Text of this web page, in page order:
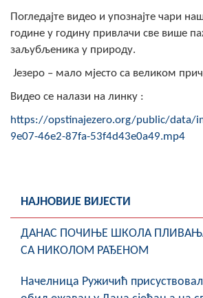
ОПШТИНСКА
ИНФО
Вијести
Активности
Заштита од пожара
COVID 19
Геоистраживања
Погледајте видео и упознајте чари
године у годину привлачи све више
заљубљеника у природу.
Језеро – мало мјесто са великом
Видео се налази на линку :
https://opstinajezero.org/public/data/
9e07-46e2-87fa-53f4d43e0a49.mp4
НАЈНОВИЈЕ ВИЈЕСТИ
ДАНАС ПОЧИЊЕ ШКОЛА
СА НИКОЛОМ РАЂЕНОМ
Начелница Ружичић